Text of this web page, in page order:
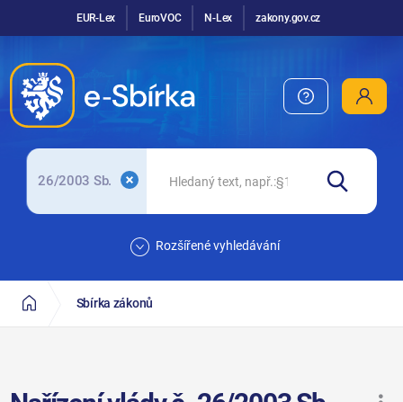
EUR-Lex EuroVOC N-Lex zakony.gov.cz
26/2003 Sb.
Rozšířené vyhledávání
Sbírka zákonů